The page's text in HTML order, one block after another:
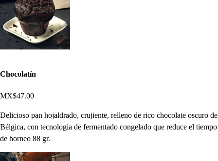
Chocolatín
MX$47.00
Delicioso pan hojaldrado, crujiente, relleno de rico chocolate oscuro de
Bélgica, con tecnología de fermentado congelado que reduce el tiempo
de horneo 88 gr.